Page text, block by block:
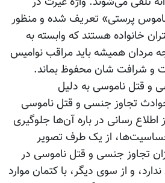
پرستی» تعریف شده و منظور
خانواده هستند که وابسته به
مردان همیشه باید مراقب نوامیس
و شرافت شان محفوظ بماند.
و قتل ناموسی به دلیل
تجاوز جنسی و قتل ناموسی
اطلاع رسانی در باره آن‌ها جلوگیری
از یک طرف تصویر
تجاوز جنسی و قتل ناموسی در
و از سوی دیگر، با کتمان موارد